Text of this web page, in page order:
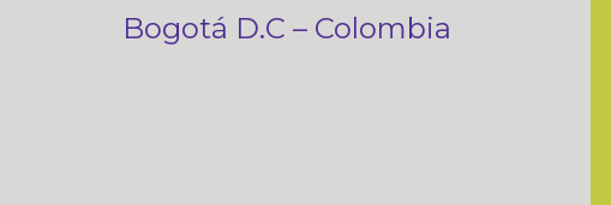
Bogotá D.C – Colombia